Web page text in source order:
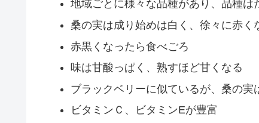
地域ごとに様々な品種があり、品種は
桑の実は成り始めは白く、徐々に赤く
赤黒くなったら食べごろ
味は甘酸っぱく、熟すほど甘くなる
ブラックベリーに似ているが、桑の
ビタミンＣ、ビタミンEが豊富